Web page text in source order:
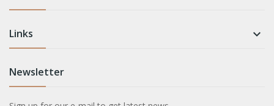
Links 
Newsletter